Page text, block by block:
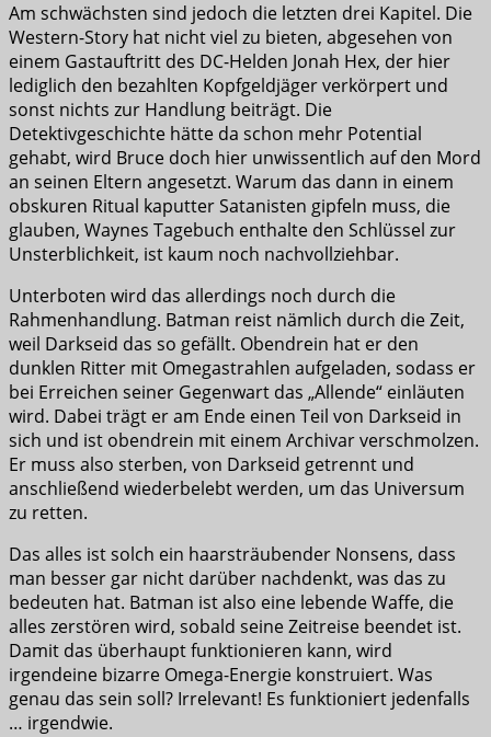
Am schwächsten sind jedoch die letzten drei Kapitel. Die
Western-Story hat nicht viel zu bieten, abgesehen von
einem Gastauftritt des DC-Helden Jonah Hex, der hier
lediglich den bezahlten Kopfgeldjäger verkörpert und
sonst nichts zur Handlung beiträgt. Die
Detektivgeschichte hätte da schon mehr Potential
gehabt, wird Bruce doch hier unwissentlich auf den Mord
an seinen Eltern angesetzt. Warum das dann in einem
obskuren Ritual kaputter Satanisten gipfeln muss, die
glauben, Waynes Tagebuch enthalte den Schlüssel zur
Unsterblichkeit, ist kaum noch nachvollziehbar.
Unterboten wird das allerdings noch durch die
Rahmenhandlung. Batman reist nämlich durch die Zeit,
weil Darkseid das so gefällt. Obendrein hat er den
dunklen Ritter mit Omegastrahlen aufgeladen, sodass er
bei Erreichen seiner Gegenwart das „Allende“ einläuten
wird. Dabei trägt er am Ende einen Teil von Darkseid in
sich und ist obendrein mit einem Archivar verschmolzen.
Er muss also sterben, von Darkseid getrennt und
anschließend wiederbelebt werden, um das Universum
zu retten.
Das alles ist solch ein haarsträubender Nonsens, dass
man besser gar nicht darüber nachdenkt, was das zu
bedeuten hat. Batman ist also eine lebende Waffe, die
alles zerstören wird, sobald seine Zeitreise beendet ist.
Damit das überhaupt funktionieren kann, wird
irgendeine bizarre Omega-Energie konstruiert. Was
genau das sein soll? Irrelevant! Es funktioniert jedenfalls
… irgendwie.